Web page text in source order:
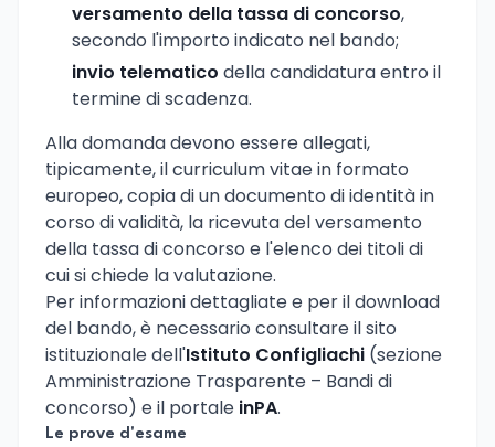
versamento della tassa di concorso,
secondo l'importo indicato nel bando;
invio telematico della candidatura entro il
termine di scadenza.
Alla domanda devono essere allegati,
tipicamente, il curriculum vitae in formato
europeo, copia di un documento di identità in
corso di validità, la ricevuta del versamento
della tassa di concorso e l'elenco dei titoli di
cui si chiede la valutazione.
Per informazioni dettagliate e per il download
del bando, è necessario consultare il sito
istituzionale dell'Istituto Configliachi (sezione
Amministrazione Trasparente – Bandi di
concorso) e il portale inPA.
Le prove d'esame